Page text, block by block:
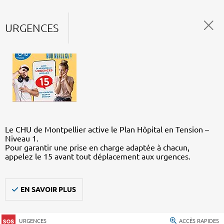
URGENCES
Le CHU de Montpellier active le Plan Hôpital en Tension –
Niveau 1.
Pour garantir une prise en charge adaptée à chacun,
appelez le 15 avant tout déplacement aux urgences.
EN SAVOIR PLUS
URGENCES ACCÈS RAPIDES